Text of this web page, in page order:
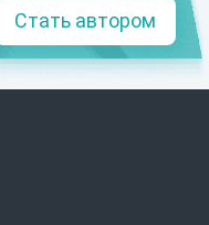
Стать автором